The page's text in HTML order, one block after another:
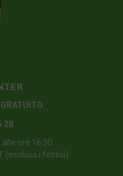
28
ore 16:30
(escluso i festivi)